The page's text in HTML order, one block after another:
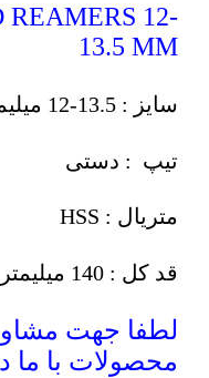
REAMERS 12-
13.5 MM
سایز : 13.5-12 میلیمتر
تیپ : دستی
متریال : HSS
قد کل : 140 میلیمتر
لطفا جهت
محصولات با ما